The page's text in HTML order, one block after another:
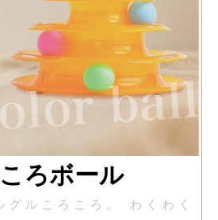
ろボール
グルころころ。 わくわく